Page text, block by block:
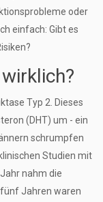
oder
einfach: Gibt es
Typ 2. Dieses
(DHT) um - ein
schrumpfen
Studien mit
nahm die
fünf Jahren waren